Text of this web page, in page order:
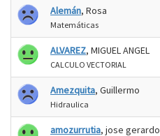
Alemán, Rosa
Matemáticas
ALVAREZ, MIGUEL ANGEL
CALCULO VECTORIAL
Amezquita, Guillermo
Hidraulica
amozurrutia, jose gerardo